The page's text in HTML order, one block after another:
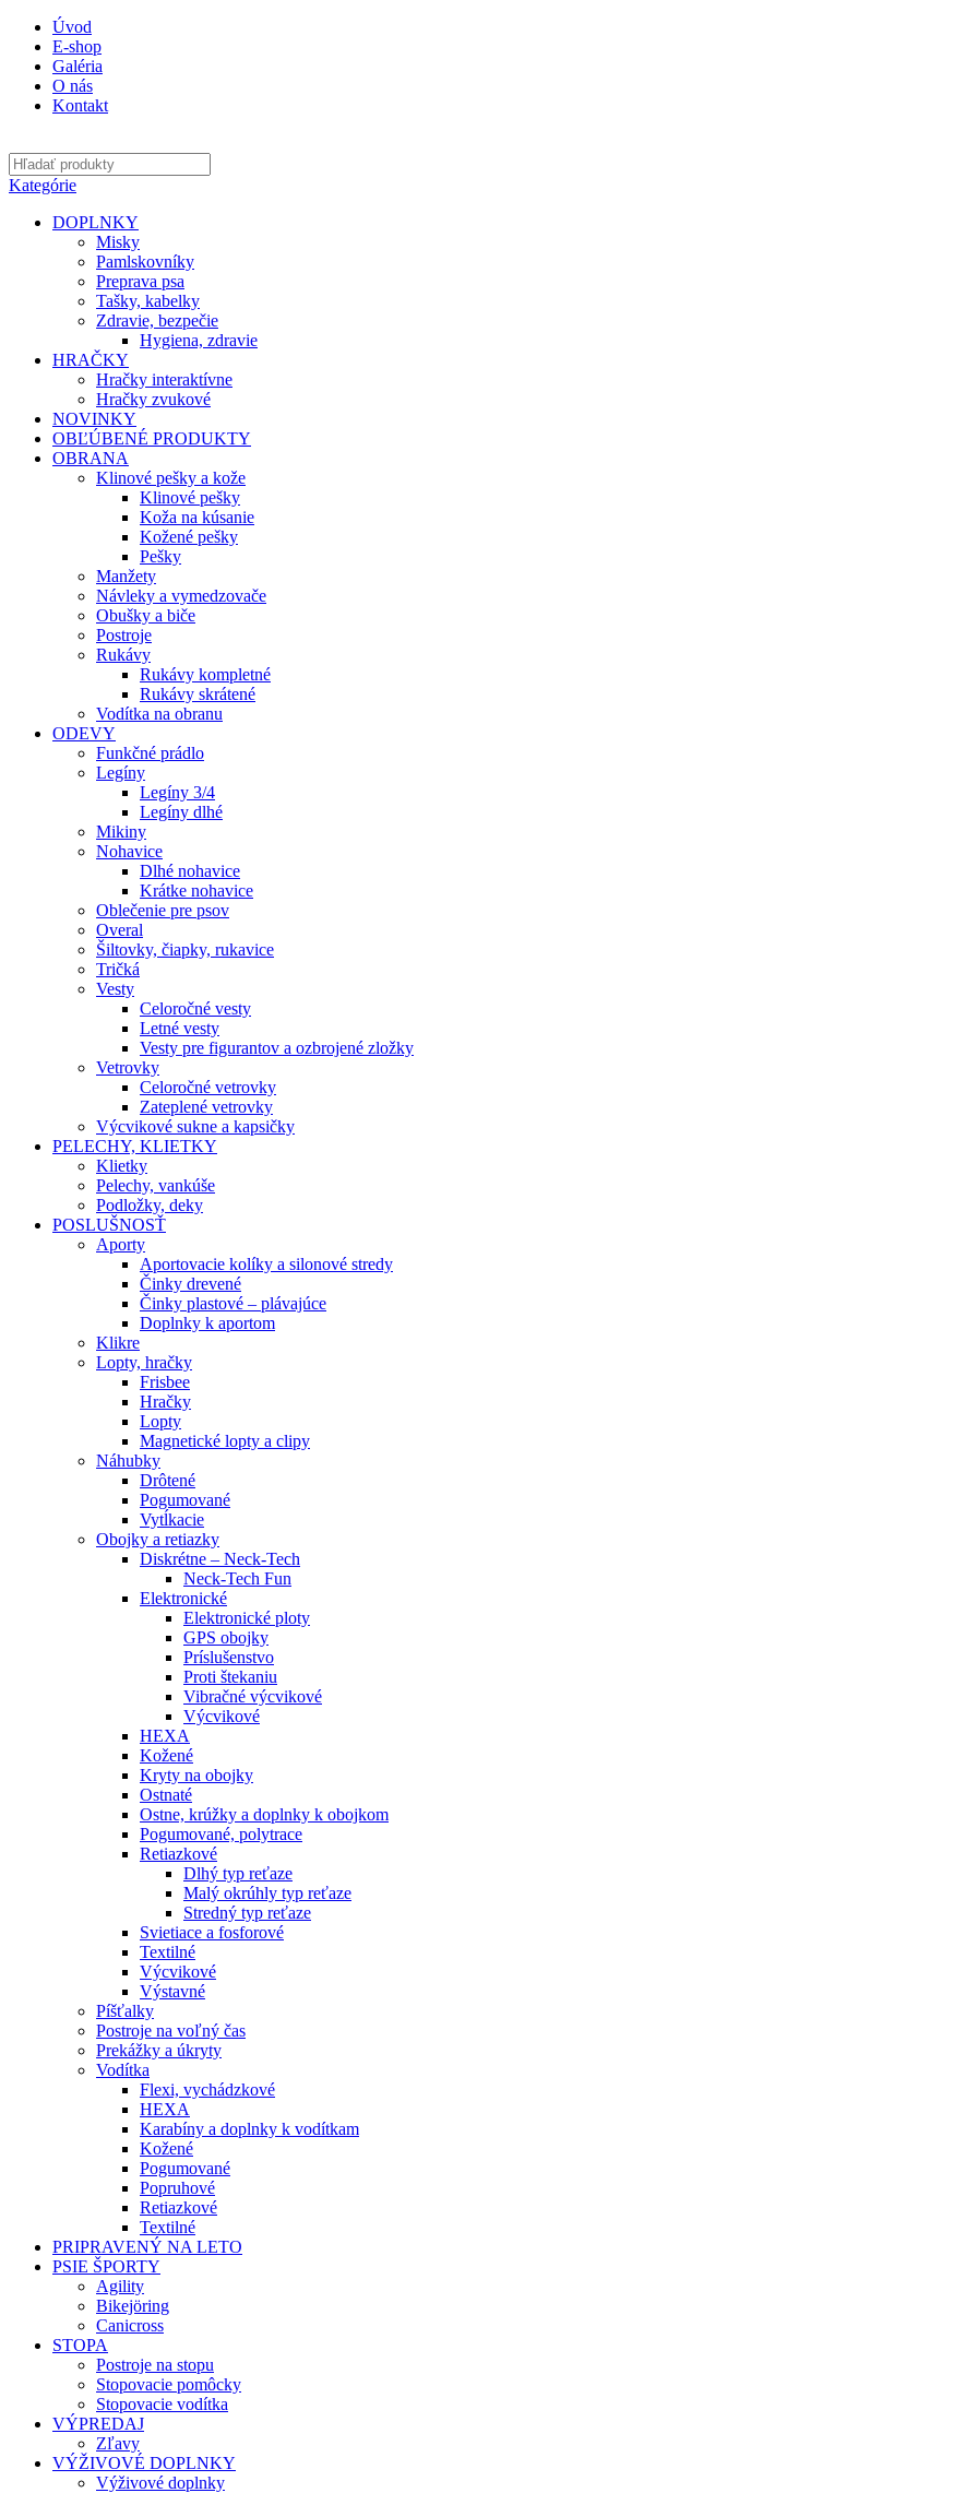
Úvod
E-shop
Galéria
O nás
Kontakt
Kategórie
DOPLNKY
Misky
Pamlskovníky
Preprava psa
Tašky, kabelky
Zdravie, bezpečie
Hygiena, zdravie
HRAČKY
Hračky interaktívne
Hračky zvukové
NOVINKY
OBĽÚBENÉ PRODUKTY
OBRANA
Klinové pešky a kože
Klinové pešky
Koža na kúsanie
Kožené pešky
Pešky
Manžety
Návleky a vymedzovače
Obušky a biče
Postroje
Rukávy
Rukávy kompletné
Rukávy skrátené
Vodítka na obranu
ODEVY
Funkčné prádlo
Legíny
Legíny 3/4
Legíny dlhé
Mikiny
Nohavice
Dlhé nohavice
Krátke nohavice
Oblečenie pre psov
Overal
Šiltovky, čiapky, rukavice
Tričká
Vesty
Celoročné vesty
Letné vesty
Vesty pre figurantov a ozbrojené zložky
Vetrovky
Celoročné vetrovky
Zateplené vetrovky
Výcvikové sukne a kapsičky
PELECHY, KLIETKY
Klietky
Pelechy, vankúše
Podložky, deky
POSLUŠNOSŤ
Aporty
Aportovacie kolíky a silonové stredy
Činky drevené
Činky plastové – plávajúce
Doplnky k aportom
Klikre
Lopty, hračky
Frisbee
Hračky
Lopty
Magnetické lopty a clipy
Náhubky
Drôtené
Pogumované
Vytĺkacie
Obojky a retiazky
Diskrétne – Neck-Tech
Neck-Tech Fun
Elektronické
Elektronické ploty
GPS obojky
Príslušenstvo
Proti štekaniu
Vibračné výcvikové
Výcvikové
HEXA
Kožené
Kryty na obojky
Ostnaté
Ostne, krúžky a doplnky k obojkom
Pogumované, polytrace
Retiazkové
Dlhý typ reťaze
Malý okrúhly typ reťaze
Stredný typ reťaze
Svietiace a fosforové
Textilné
Výcvikové
Výstavné
Píšťalky
Postroje na voľný čas
Prekážky a úkryty
Vodítka
Flexi, vychádzkové
HEXA
Karabíny a doplnky k vodítkam
Kožené
Pogumované
Popruhové
Retiazkové
Textilné
PRIPRAVENÝ NA LETO
PSIE ŠPORTY
Agility
Bikejöring
Canicross
STOPA
Postroje na stopu
Stopovacie pomôcky
Stopovacie vodítka
VÝPREDAJ
Zľavy
VÝŽIVOVÉ DOPLNKY
Výživové doplnky